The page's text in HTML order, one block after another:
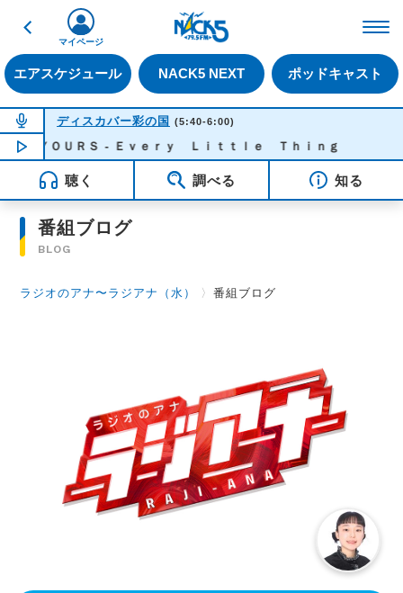
戻る
エアスケジュール NACK5 NEXT ポッドキャスト
マイページ
NOW ON AIR
ディスカバー彩の国 (5:40-6:00)
NOW PLAYING 05:42
ＹＯＵＲＳ - Ｅｖｅｒｙ Ｌｉｔｔｌｅ Ｔｈｉｎｇ
聴く 調べる 知る
番組ブログ
BLOG
ラジオのアナ〜ラジアナ（水） 〉番組ブログ